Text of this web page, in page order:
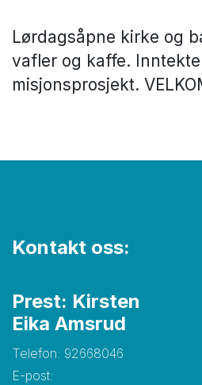
Lørdagsåpne kirke og
vafler og kaffe.
misjonsprosjekt.
Kontakt oss:
Prest: Kirsten
Eika Amsrud
Telefon: 92668046
E-post: